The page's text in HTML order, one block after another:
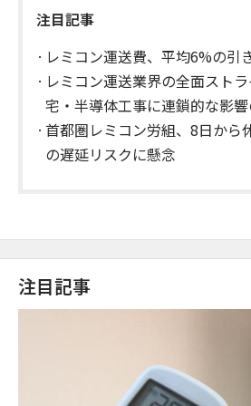
注目記事
レミコン運送費、平均6%の引
レミコン運送業界の全面スト
宅・半導体工事に連鎖的な影
首都圏レミコン労組、8日か
の遅延リスクに懸念
注目記事